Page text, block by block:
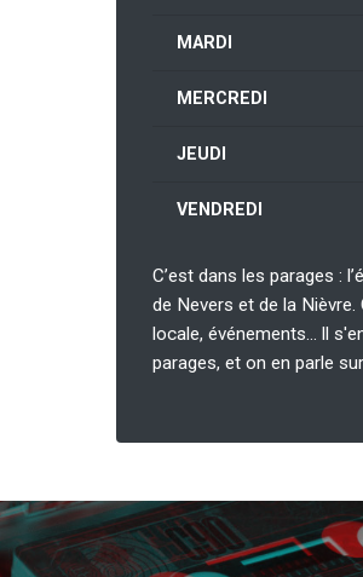
MARDI
MERCREDI
JEUDI
VENDREDI
C’est dans les parages :
de Nevers et de la Nièvre.
locale, événements… ll
parages, et on en parle